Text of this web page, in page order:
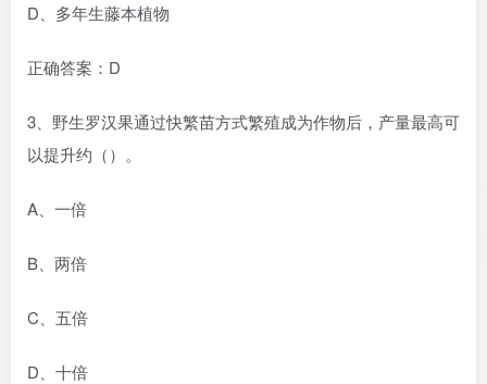
D、多年生藤本植物
正确答案：D
3、野生罗汉果通过快繁苗方式繁殖成为作物后，产量最高可
以提升约（）。
A、一倍
B、两倍
C、五倍
D、十倍